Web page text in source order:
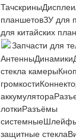
ТачскриныДисплеи
планшетовЗУ для
для китайских
Запчасти для
АнтенныДинамики
стекла камеры
громкости
аккумулятора
лоткиРазъёмы
системные
защитные стекла